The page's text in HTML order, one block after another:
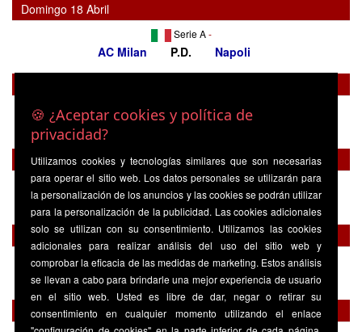
Domingo 18 Abril
Serie A -
AC Milan P.D.
Napoli
Serie A-
P.D.
Domingo 02 Mayo
Serie A-
Roma P.D.
Napoli
Domingo 09 Mayo
Serie A-
Napoli P.D.
Monza
Domingo 16 Mayo
🍪 ¿Aceptar cookies y política de
privacidad?
Utilizamos cookies y tecnologías similares que son necesarias
para operar el sitio web. Los datos personales se utilizarán para
la personalización de los anuncios y las cookies se podrán utilizar
para la personalización de la publicidad. Las cookies adicionales
solo se utilizan con su consentimiento. Utilizamos las cookies
adicionales para realizar análisis del uso del sitio web y
comprobar la eficacia de las medidas de marketing. Estos análisis
se llevan a cabo para brindarle una mejor experiencia de usuario
en el sitio web. Usted es libre de dar, negar o retirar su
consentimiento en cualquier momento utilizando el enlace